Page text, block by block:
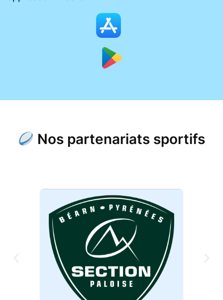
Nos partenariats sportifs